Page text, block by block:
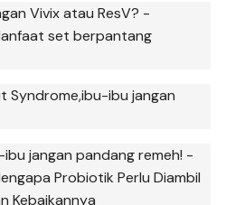
Vivix atau ResV? -
set berpantang
Syndrome,ibu-ibu jangan
jangan pandang remeh! -
Probiotik Perlu Diambil
Kebaikannya